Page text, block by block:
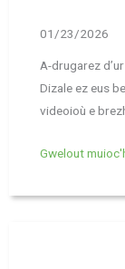
01/23/2026
A-drugarez
Dizale ez eus
videoioù e
Gwelout